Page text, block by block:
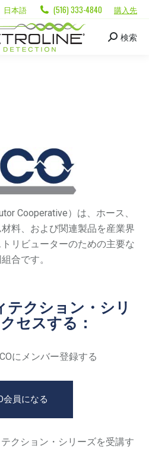
日本語 (516) 333-4840 購入先
検索
Cooperative）は、ホース、
料、および関連製品を産業界
リビューターのための主要な
合です。
テクション・シリ
セスする：
にメンバー登録する
会員になる
クション・シリーズを受講す